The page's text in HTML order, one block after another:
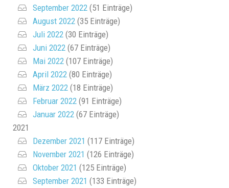
September 2022 (51 Einträge)
August 2022 (35 Einträge)
Juli 2022 (30 Einträge)
Juni 2022 (67 Einträge)
Mai 2022 (107 Einträge)
April 2022 (80 Einträge)
März 2022 (18 Einträge)
Februar 2022 (91 Einträge)
Januar 2022 (67 Einträge)
2021
Dezember 2021 (117 Einträge)
November 2021 (126 Einträge)
Oktober 2021 (125 Einträge)
September 2021 (133 Einträge)